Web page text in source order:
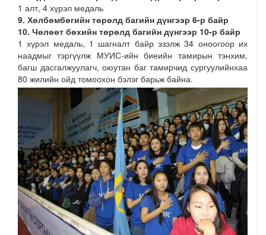
1 алт, 4 хүрэл медаль
9. Хөлбөмбөгийн төрөлд багийн дүнгээр 6-р байр
10. Чөлөөт бөхийн төрөлд багийн дүнгээр 10-р байр
1 хүрэл медаль, 1 шагналт байр эзэлж 34 оноогоор их
наадмыг тэргүүлж МУИС-ийн биеийн тамирын тэнхим,
багш дасгалжуулагч, оюутан баг тамирчид сургуулийнхаа
80 жилийн ойд томоохон бэлэг барьж байна.